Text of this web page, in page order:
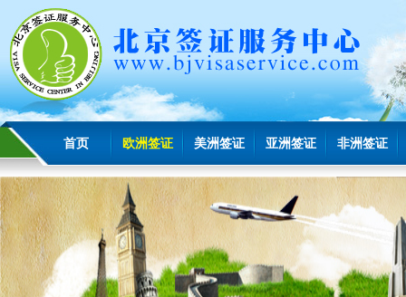
首页 欧洲签证 美洲签证 亚洲签证 非洲签证